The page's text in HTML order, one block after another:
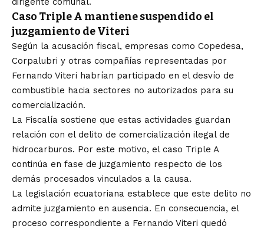
Caso Triple A mantiene suspendido el
juzgamiento de Viteri
Según la acusación fiscal, empresas como Copedesa,
Corpalubri y otras compañías representadas por
Fernando Viteri habrían participado en el desvío de
combustible hacia sectores no autorizados para su
comercialización.
La Fiscalía sostiene que estas actividades guardan
relación con el delito de comercialización ilegal de
hidrocarburos. Por este motivo, el caso Triple A
continúa en fase de juzgamiento respecto de los
demás procesados vinculados a la causa.
La legislación ecuatoriana establece que este delito no
admite juzgamiento en ausencia. En consecuencia, el
proceso correspondiente a Fernando Viteri quedó